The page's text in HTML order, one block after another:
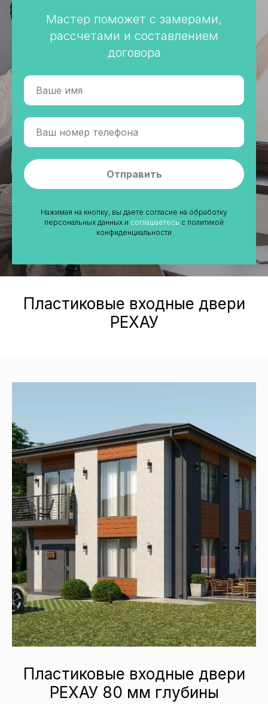
Мастер поможет с замерами,
рассчетами и составлением
договора
Отправить
Нажимая на кнопку, вы даете согласие на обработку
персональных данных и соглашаетесь c политикой
конфиденциальности
Пластиковые входные двери
РЕХАУ
Пластиковые входные двери
РЕХАУ 80 мм глубины